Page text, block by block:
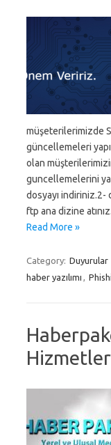
müşeterilerimizde
güncellemeleri
olan
guncellemelerini
dosyayı indiriniz.2-
ftp ana dizine
Read More »
Category: Duyurular
haber yazılımı ,